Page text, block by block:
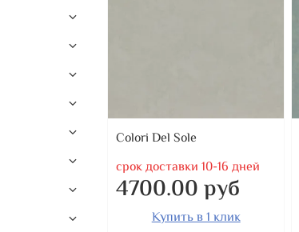
Colori Del Sole
срок доставки 10-16 дней
4700.00 руб
Купить в 1 клик